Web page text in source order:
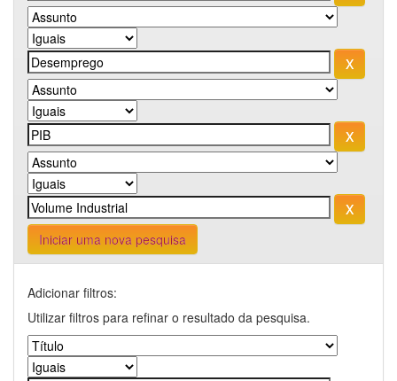
Iniciar uma nova pesquisa
Adicionar filtros:
Utilizar filtros para refinar o resultado da pesquisa.